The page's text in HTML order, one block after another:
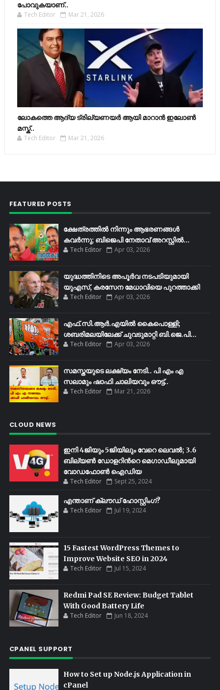
പോവുകയാണ്..
Tech Editor Mar 21, 2026
ലോകത്തെ ആദ്യ ട്രില്യണയർ ആയി മാറാൻ ഇലോൺ
മസ്ക്..
Tech Editor Mar 21, 2026
FEATURED POSTS
ക്ഷേത്രത്തിൽ നിന്നും ആഭരണങ്ങൾ
കവർന്നു; ബിജെപി നേതാവ് അറസ്റ്റിൽ...
Tech Editor Apr 03, 2026
യുദ്ധത്തിനിടെ അപൂർവ നടപടിയുമായി
യുഎസ്, കരസേന മേധാവിയെ പുറത്താക്കി
Tech Editor Apr 03, 2026
എഫ്​.സി.ആർ.എയിൽ കൈപൊള്ളി;
ശബരിമലയിലേക്ക്​ ചുവടുമാറ്റി ബി.ജെ.പി...
Tech Editor Apr 03, 2026
സമസ്തയുടെ ലക്ഷ്യം നേടി.. പി എം എ
സലാമും ഷാഫി ചാലിയവും ഔട്ട്..
Tech Editor Mar 21, 2026
CLOUD NEWS
ഇനി 4ജിയും 5ജിയിലും വേറെ ലെവൽ; 3.6
ബില്യണ്‍ ഡോളറിന്‍റെ മെഗാഡീലുമായി
വോഡഫോണ്‍ ഐഡിയ
Tech Editor Sept 25, 2024
എന്താണ് ക്ലൗഡ് ഹോസ്റ്റിംഗ്?
Tech Editor Jul 19, 2024
15 Fastest WordPress Themes to
Improve Website SEO in 2024
Tech Editor Jul 15, 2024
Redmi Pad SE Review: Budget Tablet
With Good Battery Life
Tech Editor Jun 18, 2024
CPANEL SUPPORT
How to Set up Node.js Application in
cPanel